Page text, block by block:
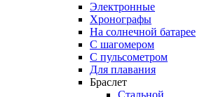
Электронные
Хронографы
На солнечной батарее
С шагомером
С пульсометром
Для плавания
Браслет
Стальной